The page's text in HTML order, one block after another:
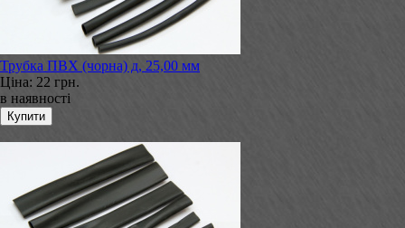
Трубка ПВХ (чорна) д, 25,00 мм
Ціна: 22 грн.
в наявності